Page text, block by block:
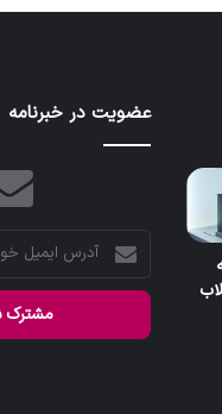
عضویت در خبرنامه
آدرس
ایمیل
خود
وارد